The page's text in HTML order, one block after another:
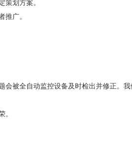
划方案。
广。
被全自动监控设备及时检出并修正。
。